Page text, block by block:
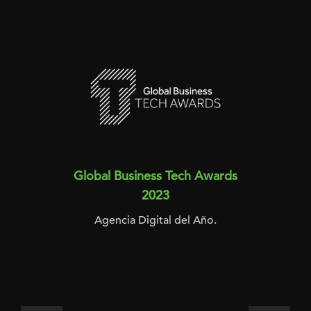
Global Business Tech Awards
2023
Agencia Digital del Año.